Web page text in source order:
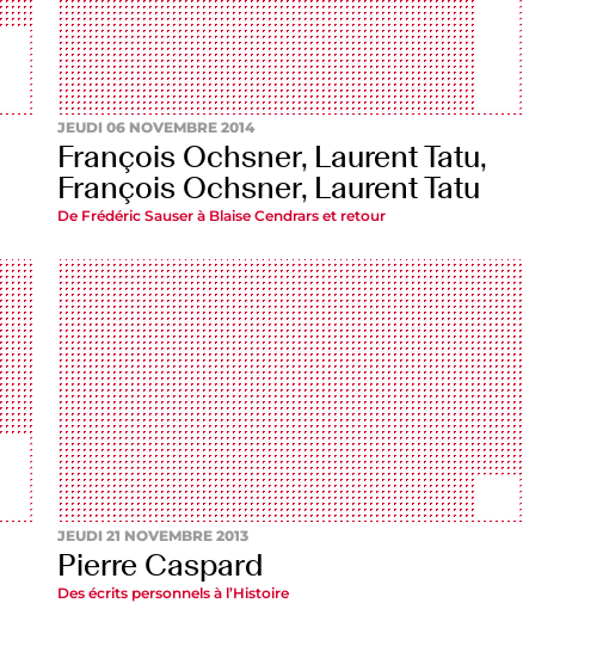
JEUDI 06 NOVEMBRE 2014
François Ochsner, Laurent Tatu,
François Ochsner, Laurent Tatu
De Frédéric Sauser à Blaise Cendrars et retour
JEUDI 21 NOVEMBRE 2013
Pierre Caspard
Des écrits personnels à l’Histoire